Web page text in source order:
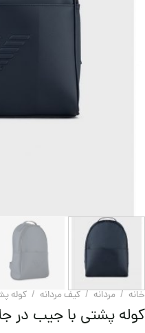
خانه / مردانه / کیف مردانه / کوله
کوله پشتی با جیب در